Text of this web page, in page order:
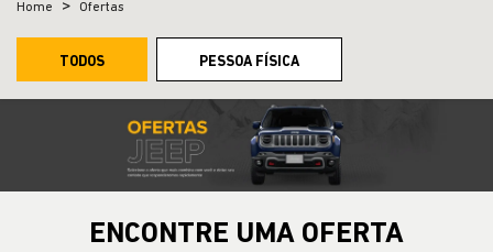
Home Ofertas
TODOS PESSOA FÍSICA
ENCONTRE UMA OFERTA